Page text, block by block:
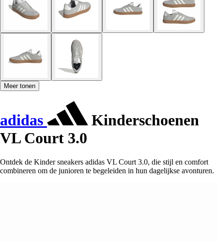
Meer tonen
adidas
Kinderschoenen
VL Court 3.0
Ontdek de Kinder sneakers adidas VL Court 3.0, die stijl en comfort
combineren om de junioren te begeleiden in hun dagelijkse avonturen.